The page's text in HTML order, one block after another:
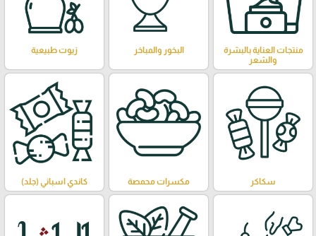
منتجات العناية بالبشرة
والشعر
البخور والمباخر زيوت طبيعية
سكاكر مكسرات محمصة كاندي اسباني (جلد)